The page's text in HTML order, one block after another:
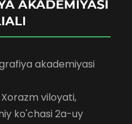
akademiyasi
viloyati,
ko'chasi 2a-uy